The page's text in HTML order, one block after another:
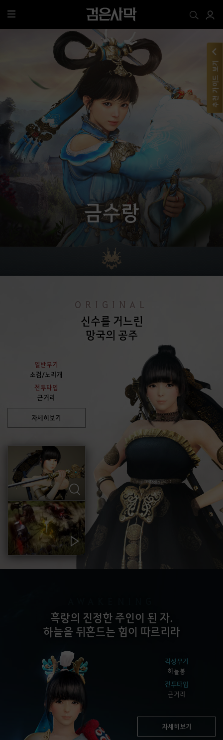
전
체
금수랑
ORIGINAL
신수를 거느린
망국의 공주
일반무기
소검/노리개
전투타입
근거리
자세히보기
흑랑의 진정한 주인이 된 자.
하늘을 뒤흔드는 힘이 따르리라
각성무기
하늘봉
전투타입
근거리
자세히보기
추천 가이드 보기